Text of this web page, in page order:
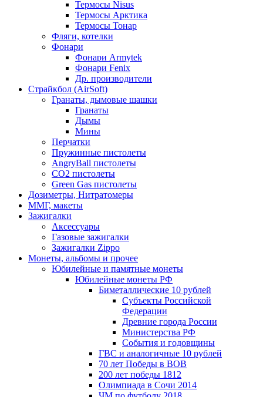
Термосы Nisus
Термосы Арктика
Термосы Тонар
Фляги, котелки
Фонари
Фонари Armytek
Фонари Fenix
Др. производители
Страйкбол (AirSoft)
Гранаты, дымовые шашки
Гранаты
Дымы
Мины
Перчатки
Пружинные пистолеты
AngryBall пистолеты
CO2 пистолеты
Green Gas пистолеты
Дозиметры, Нитратомеры
ММГ, макеты
Зажигалки
Аксессуары
Газовые зажигалки
Зажигалки Zippo
Монеты, альбомы и прочее
Юбилейные и памятные монеты
Юбилейные монеты РФ
Биметаллические 10 рублей
Субъекты Российской
Федерации
Древние города России
Министерства РФ
События и годовщины
ГВС и аналогичные 10 рублей
70 лет Победы в ВОВ
200 лет победы 1812
Олимпиада в Сочи 2014